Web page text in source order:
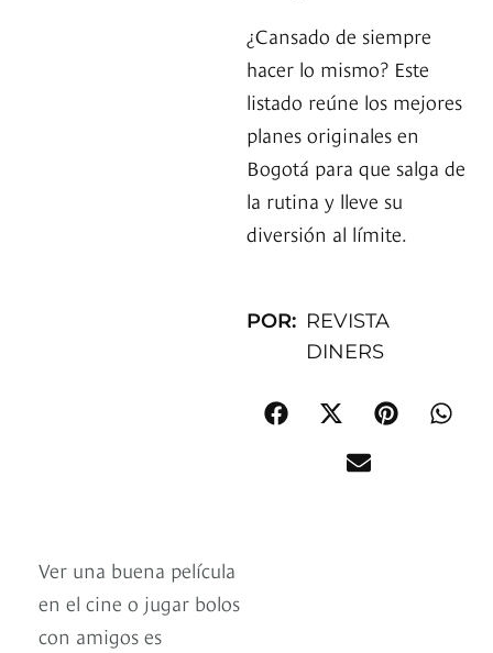
¿Cansado de siempre
hacer lo mismo? Este
listado reúne los mejores
planes originales en
Bogotá para que salga de
la rutina y lleve su
diversión al límite.
POR: REVISTA
DINERS
Ver una buena película
en el cine o jugar bolos
con amigos es